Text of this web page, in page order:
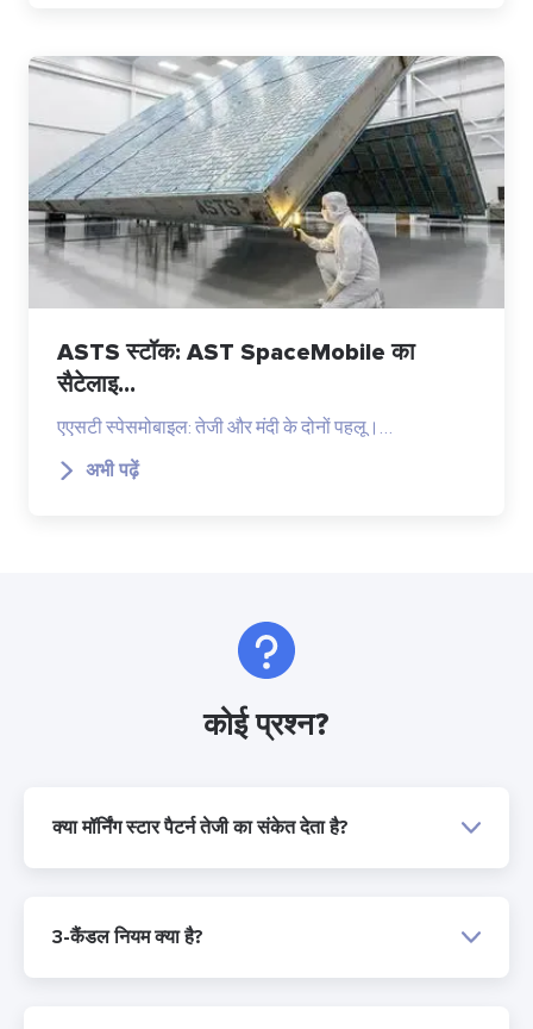
ASTS स्टॉक: AST SpaceMobile का
सैटेलाइ...
एएसटी स्पेसमोबाइल: तेजी और मंदी के दोनों पहलू।…
अभी पढ़ें
कोई प्रश्न?
क्या मॉर्निंग स्टार पैटर्न तेजी का संकेत देता है?
3-कैंडल नियम क्या है?